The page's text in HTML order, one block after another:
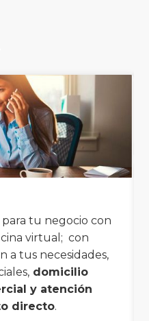
tu negocio con
virtual; con
a tus necesidades,
domicilio
y atención
directo.